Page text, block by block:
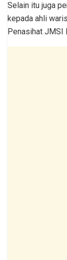
Selain itu juga
kepada ahli
Penasihat JMSI